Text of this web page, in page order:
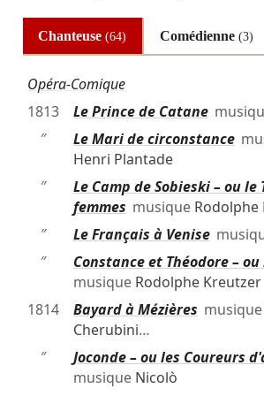
Chanteuse(64) Comédienne (3)
Opéra-Comique
1813
Le Prince de Catane
″
Le Mari de circonstance
Henri Plantade
″
Le Camp de Sobieski – ou le
femmes musique Rodolphe
″
Le Français à Venise
″
Constance et Théodore –
musique Rodolphe Kreutzer
1814
Bayard à Mézières musique
Cherubini…
″
Joconde – ou les Coureurs
musique Nicolò